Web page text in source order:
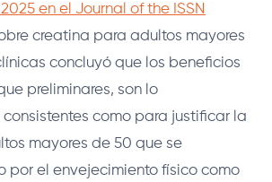
en el Journal of the ISSN
creatina para adultos mayores
concluyó que los beneficios
preliminares, son lo
consistentes como para justificar la
mayores de 50 que se
por el envejecimiento físico como